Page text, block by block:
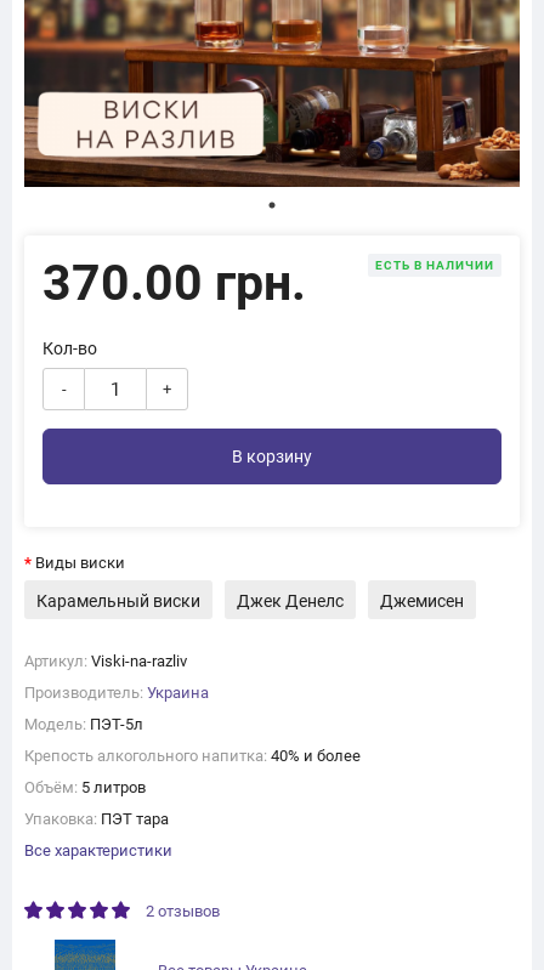
370.00 грн. ЕСТЬ В НАЛИЧИИ
Кол-во
- +
В корзину
Виды виски
Карамельный виски Джек Денелс Джемисен
Артикул: Viski-na-razliv
Производитель: Украина
Модель: ПЭТ-5л
Крепость алкогольного напитка: 40% и более
Объём: 5 литров
Упаковка: ПЭТ тара
Все характеристики
2 отзывов